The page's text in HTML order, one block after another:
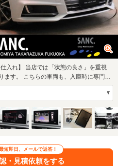
仕入れ】 当店では「状態の良さ」を重視
ます。 こちらの車両も、入庫時に専門ス
短即日、メールで返答！
・見積依頼をする